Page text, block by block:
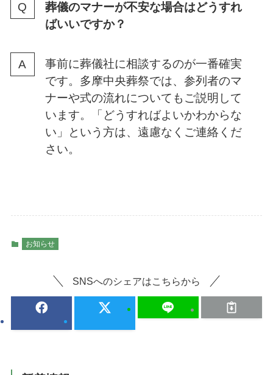
葬儀のマナーが不安な場合はどうすれ
ばいいですか？
事前に葬儀社に相談するのが一番確実
です。多摩中央葬祭では、参列者のマ
ナーや式の流れについてもご説明して
います。「どうすればよいかわからな
い」という方は、遠慮なくご連絡くだ
さい。
お知らせ
SNSへのシェアはこちらから